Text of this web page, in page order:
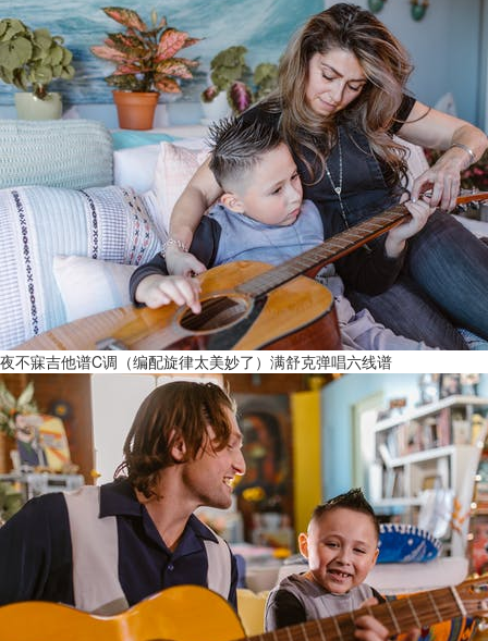
夜不寐吉他谱C调（编配旋律太美妙了）满舒克弹唱六线谱